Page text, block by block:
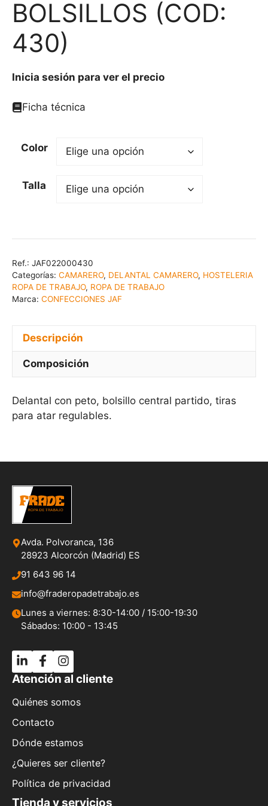
BOLSILLOS (COD:
430)
Inicia sesión para ver el precio
Ficha técnica
Color
Talla
Ref.: JAF022000430
Categorías: CAMARERO, DELANTAL CAMARERO, HOSTELERIA
ROPA DE TRABAJO, ROPA DE TRABAJO
Marca: CONFECCIONES JAF
Descripción
Composición
Delantal con peto, bolsillo central partido, tiras
para atar regulables.
Avda. Polvoranca, 136
28923 Alcorcón (Madrid) ES
91 643 96 14
info@fraderopadetrabajo.es
Lunes a viernes: 8:30-14:00 / 15:00-19:30
Sábados: 10:00 - 13:45
Atención al cliente
Quiénes somos
Contacto
Dónde estamos
¿Quieres ser cliente?
Política de privacidad
Tienda y servicios